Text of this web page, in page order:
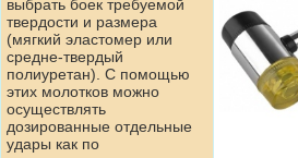
выбрать боек требуемой
твердости и размера
(мягкий эластомер или
средне-твердый
полиуретан). С помощью
этих молотков можно
осуществлять
дозированные отдельные
удары как по